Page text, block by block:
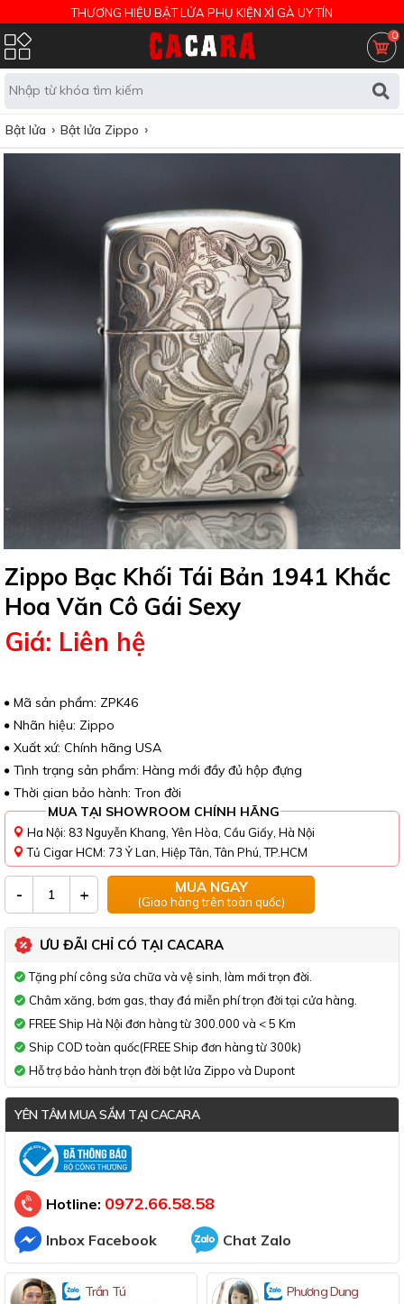
THƯƠNG HIỆU BẬT LỬA PHỤ KIỆN XÌ GÀ UY TÍN
0
Bật lửa Bật lửa Zippo
Zippo Bạc Khối Tái Bản 1941 Khắc
Hoa Văn Cô Gái Sexy
Giá: Liên hệ
Mã sản phẩm: ZPK46
Nhãn hiệu: Zippo
Xuất xứ: Chính hãng USA
Tình trạng sản phẩm: Hàng mới đầy đủ hộp đựng
Thời gian bảo hành: Trọn đời
MUA TẠI SHOWROOM CHÍNH HÃNG
Ha Nội: 83 Nguyễn Khang, Yên Hòa, Cầu Giấy, Hà Nội
Tủ Cigar HCM: 73 Ỷ Lan, Hiệp Tân, Tân Phú, TP.HCM
- + MUA NGAY
(Giao hàng trên toàn quốc)
ƯU ĐÃI CHỈ CÓ TẠI CACARA
Tặng phí công sửa chữa và vệ sinh, làm mới trọn đời.
Châm xăng, bơm gas, thay đá miễn phí trọn đời tại cửa hàng.
FREE Ship Hà Nội đơn hàng từ 300.000 và < 5 Km
Ship COD toàn quốc(FREE Ship đơn hàng từ 300k)
Hỗ trợ bảo hành trọn đời bật lửa Zippo và Dupont
YÊN TÂM MUA SẮM TẠI CACARA
Đã thông báo Bộ Công Thương
Hotline: 0972.66.58.58
Inbox Facebook Chat Zalo
Trần Tú Phương Dung